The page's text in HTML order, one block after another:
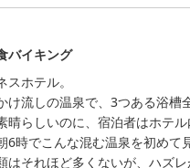
バイキング
ホテル。
流しの温泉で、3つある浴槽
らしいのに、宿泊者はホテ
時でこんな混む温泉を初めて
はそれほど多くないが、ハズ